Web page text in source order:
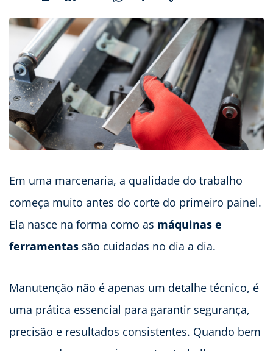
Em uma marcenaria, a qualidade do trabalho
começa muito antes do corte do primeiro painel.
Ela nasce na forma como as máquinas e
ferramentas são cuidadas no dia a dia.
Manutenção não é apenas um detalhe técnico, é
uma prática essencial para garantir segurança,
precisão e resultados consistentes. Quando bem